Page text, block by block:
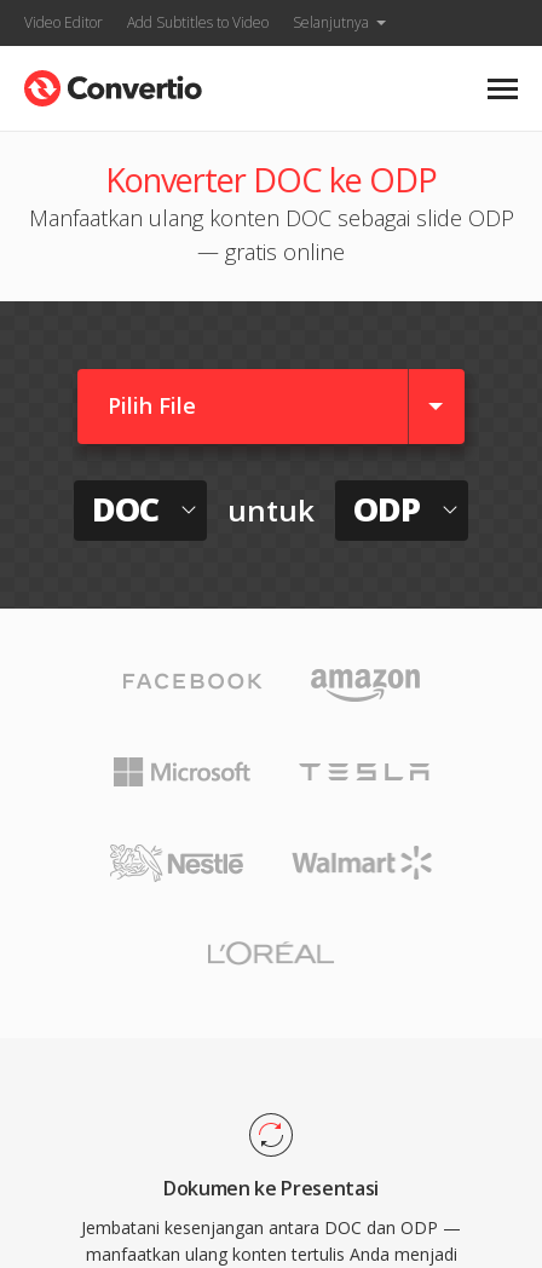
Video Editor Add Subtitles to Video Selanjutnya
Konverter DOC ke ODP
Manfaatkan ulang konten DOC sebagai slide ODP
— gratis online
Pilih File
DOC untuk ODP
Dokumen ke Presentasi
Jembatani kesenjangan antara DOC dan ODP —
manfaatkan ulang konten tertulis Anda menjadi